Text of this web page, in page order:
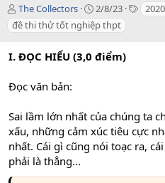
T
á
c
i
The Collectors
C
r
e
t
d
a
t
e
2/8/23
T 2020
đề thi thử tốt nghiệp thpt
I. ĐỌC HIỂU (3,0 điểm)
Đọc văn bản:
Sai lầm lớn nhất của chúng ta
xấu, những cảm xúc tiêu cực
nhất. Cái gì cũng nói toạc ra,
phải là thẳng...